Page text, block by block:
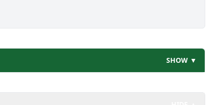
SHOW ▼